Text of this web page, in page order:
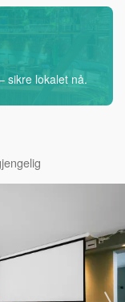
sikre lokalet nå.